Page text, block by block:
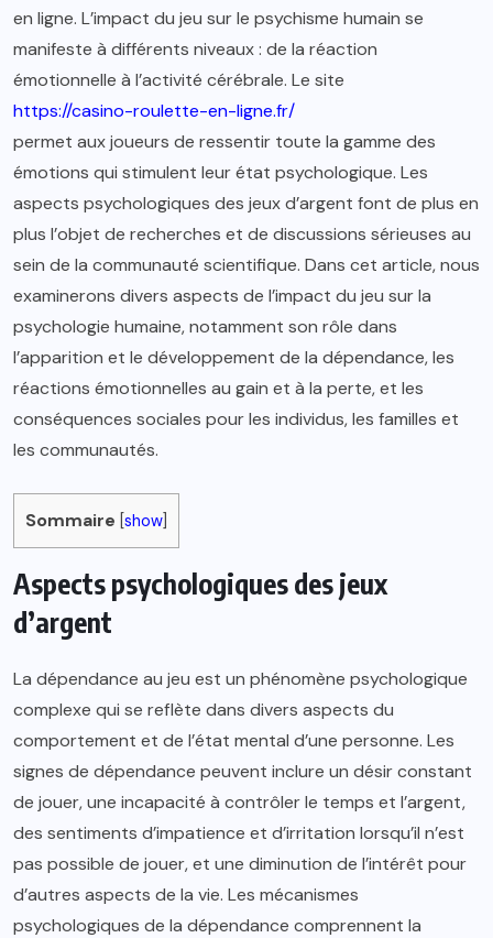
en ligne. L’impact du jeu sur le psychisme humain se
manifeste à différents niveaux : de la réaction
émotionnelle à l’activité cérébrale. Le site
https://casino-roulette-en-ligne.fr/
permet aux joueurs de ressentir toute la gamme des
émotions qui stimulent leur état psychologique. Les
aspects psychologiques des jeux d’argent font de plus en
plus l’objet de recherches et de discussions sérieuses au
sein de la communauté scientifique. Dans cet article, nous
examinerons divers aspects de l’impact du jeu sur la
psychologie humaine, notamment son rôle dans
l’apparition et le développement de la dépendance, les
réactions émotionnelles au gain et à la perte, et les
conséquences sociales pour les individus, les familles et
les communautés.
Sommaire [show
Aspects psychologiques des jeux
d’argent
La dépendance au jeu est un phénomène psychologique
complexe qui se reflète dans divers aspects du
comportement et de l’état mental d’une personne. Les
signes de dépendance peuvent inclure un désir constant
de jouer, une incapacité à contrôler le temps et l’argent,
des sentiments d’impatience et d’irritation lorsqu’il n’est
pas possible de jouer, et une diminution de l’intérêt pour
d’autres aspects de la vie. Les mécanismes
psychologiques de la dépendance comprennent la